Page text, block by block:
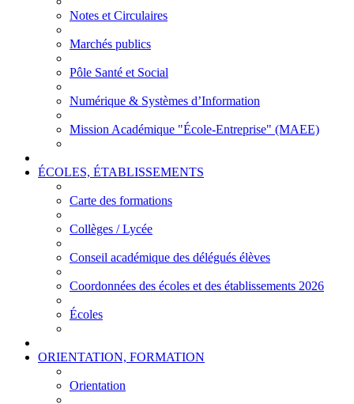
Notes et Circulaires
Marchés publics
Pôle Santé et Social
Numérique & Systèmes d’Information
Mission Académique "École-Entreprise" (MAEE)
ÉCOLES, ÉTABLISSEMENTS
Carte des formations
Collèges / Lycée
Conseil académique des délégués élèves
Coordonnées des écoles et des établissements 2026
Écoles
ORIENTATION, FORMATION
Orientation